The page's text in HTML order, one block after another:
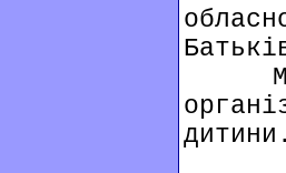
дитини.